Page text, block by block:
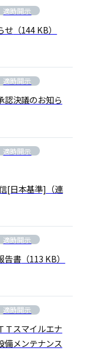
適時開示
せ （144 KB）
適時開示
認決議のお知ら
適時開示
[日本基準]（連
適時開示
告書 （113 KB）
適時開示
Ｔスマイルエナ
備メンテナンス